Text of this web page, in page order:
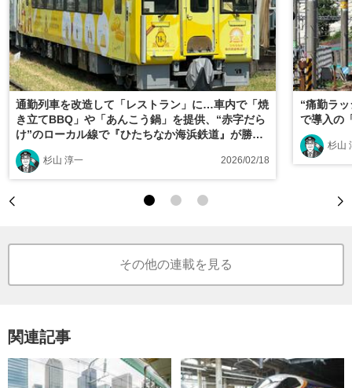
通勤列車を改造して「レストラン」に…車内で「焼
き立てBBQ」や「あんこう鍋」を提供、“赤字だら
け”のローカル線で『ひたちなか海浜鉄道』が勝ち
続けられるワケ
杉山 淳一 2026/02/18
“痛勤ラ
で導入の
杉山
その他の連載を見る
関連記事